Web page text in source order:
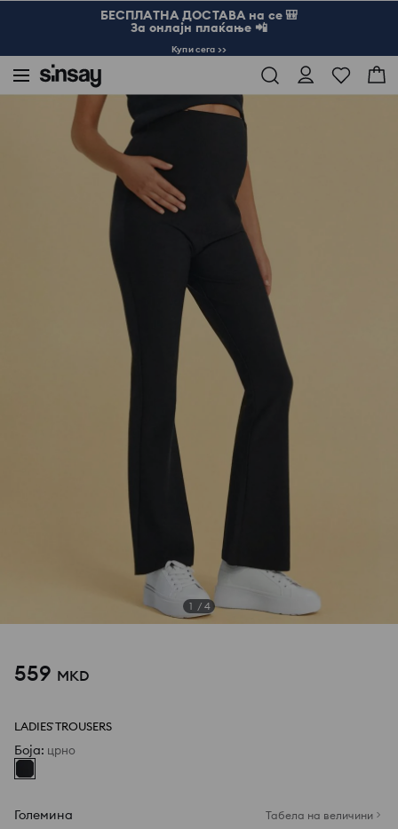
БЕСПЛАТНА ДОСТАВА на се 🎒
За онлајн плаќање 📲
Купи сега >>
Жена LADIES` TROUSERS
1 / 4
559 MKD
LADIES` TROUSERS
Боја: црно
Големина Табела на величини